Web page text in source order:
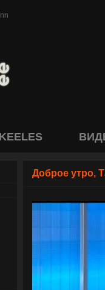
Доброе утро,